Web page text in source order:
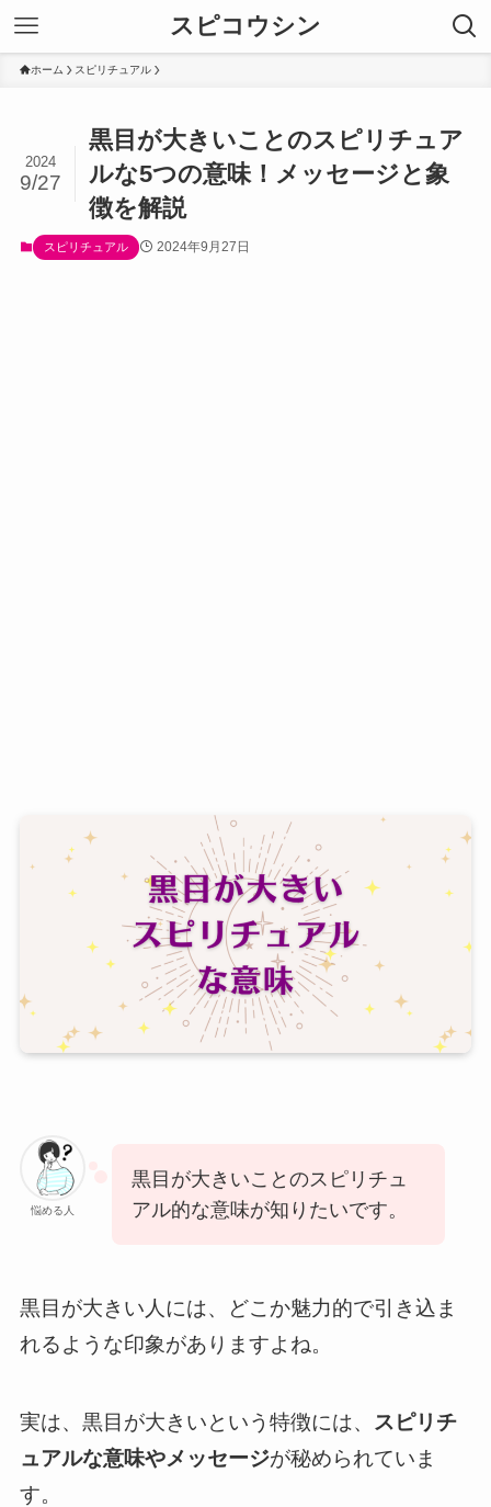
スピコウシン
ホーム スピリチュアル
黒目が大きいことのスピリチュア
ルな5つの意味！メッセージと象
徴を解説
2024
9/27
スピリチュアル 2024年9月27日
悩める人
黒目が大きいことのスピリチュ
アル的な意味が知りたいです。
黒目が大きい人には、どこか魅力的で引き込ま
れるような印象がありますよね。
実は、黒目が大きいという特徴には、 スピリチ
ュアルな意味やメッセージが秘められていま
す。